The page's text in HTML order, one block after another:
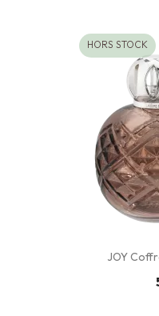
JOY
HORS STOCK